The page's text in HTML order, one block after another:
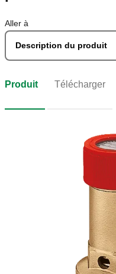
Aller à
Description du produit
Produit Télécharger